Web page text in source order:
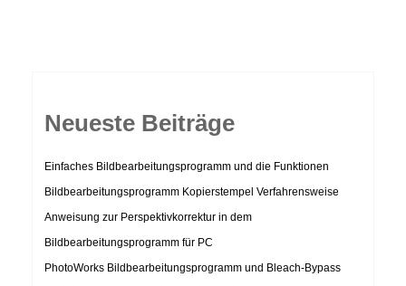
Neueste Beiträge
Einfaches Bildbearbeitungsprogramm und die Funktionen
Bildbearbeitungsprogramm Kopierstempel Verfahrensweise
Anweisung zur Perspektivkorrektur in dem
Bildbearbeitungsprogramm für PC
PhotoWorks Bildbearbeitungsprogramm und Bleach-Bypass